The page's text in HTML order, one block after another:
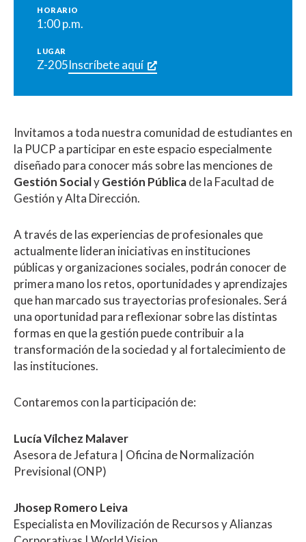
HORARIO
1:00 p.m.
LUGAR
Z-205Inscríbete aquí
Invitamos a toda nuestra comunidad de estudiantes en
la PUCP a participar en este espacio especialmente
diseñado para conocer más sobre las menciones de
Gestión SocialyGestión Públicade la Facultad de
Gestión y Alta Dirección.
A través de las experiencias de profesionales que
actualmente lideran iniciativas en instituciones
públicas y organizaciones sociales, podrán conocer de
primera mano los retos, oportunidades y aprendizajes
que han marcado sus trayectorias profesionales. Será
una oportunidad para reflexionar sobre las distintas
formas en que la gestión puede contribuir a la
transformación de la sociedad y al fortalecimiento de
las instituciones.
Contaremos con la participación de:
Lucía Vílchez Malaver
Asesora de Jefatura | Oficina de Normalización
Previsional (ONP)
Jhosep Romero Leiva
Especialista en Movilización de Recursos y Alianzas